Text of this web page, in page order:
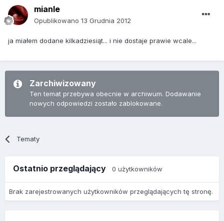
mianle
Opublikowano 13 Grudnia 2012
ja miałem dodane kilkadziesiąt... i nie dostaje prawie wcale...
Zarchiwizowany
Ten temat przebywa obecnie w archiwum. Dodawanie
nowych odpowiedzi zostało zablokowane.
Tematy
Ostatnio przeglądający 0 użytkowników
Brak zarejestrowanych użytkowników przeglądających tę stronę.